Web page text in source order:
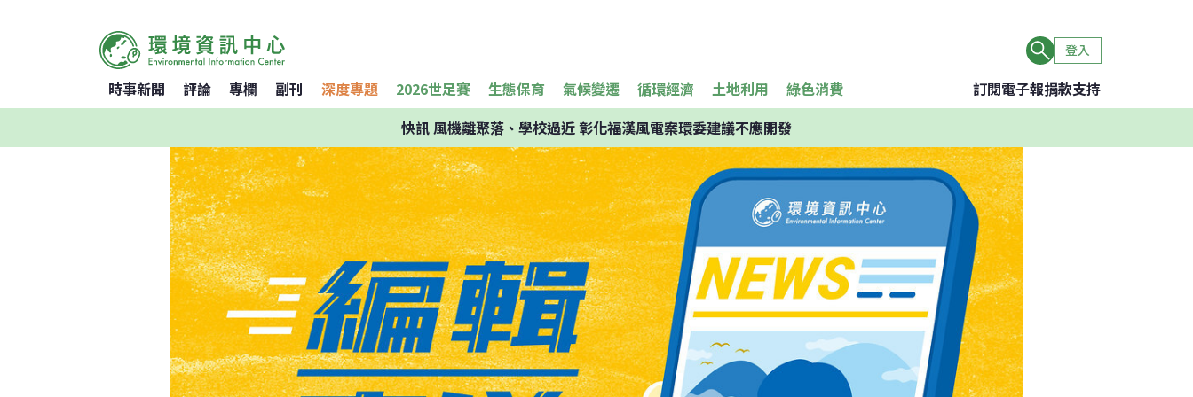
登入
時事新聞 評論 專欄 副刊 深度專題 2026世足賽 生態保育 氣候變遷 循環經濟 土地利用 綠色消費 訂閱電子報捐款支持
快訊風機離聚落、學校過近 彰化福漢風電案環委建議不應開發